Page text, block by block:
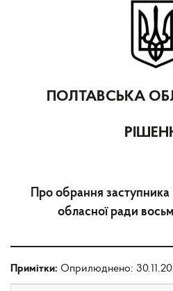
ПОЛТАВСЬКА
Про обрання
обласної ради
Примітки: Оприлюднено: